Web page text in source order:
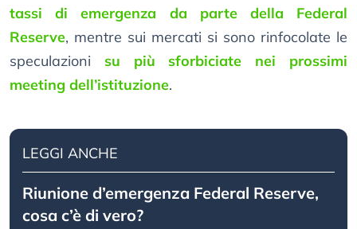
tassi di emergenza da parte della Federal
Reserve, mentre sui mercati si sono rinfocolate le
speculazioni su più sforbiciate nei prossimi
meeting dell’istituzione.
LEGGI ANCHE
Riunione d’emergenza Federal Reserve,
cosa c’è di vero?